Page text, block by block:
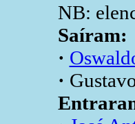
NB:
Saíram:
·
·